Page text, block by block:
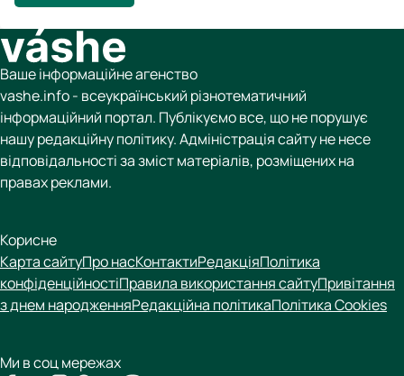
Ваше інформаційне агенство
vashe.info - всеукраїнський різнотематичний
інформаційний портал. Публікуємо все, що не порушує
нашу редакційну політику. Адміністрація сайту не несе
відповідальності за зміст матеріалів, розміщених на
правах реклами.
Корисне
Карта сайтуПро насКонтактиРедакціяПолітика
конфіденційностіПравила використання сайтуПривітання
з днем народженняРедакційна політикаПолітика Cookies
Ми в соц мережах